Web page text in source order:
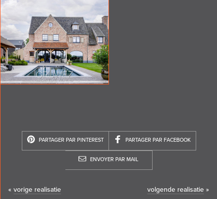
PARTAGER PAR PINTEREST PARTAGER PAR FACEBOOK
ENVOYER PAR MAIL
« vorige realisatie volgende realisatie »